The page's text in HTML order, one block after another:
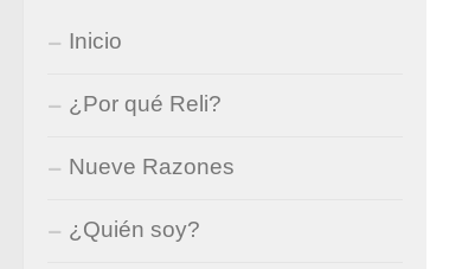
Inicio
¿Por qué Reli?
Nueve Razones
¿Quién soy?